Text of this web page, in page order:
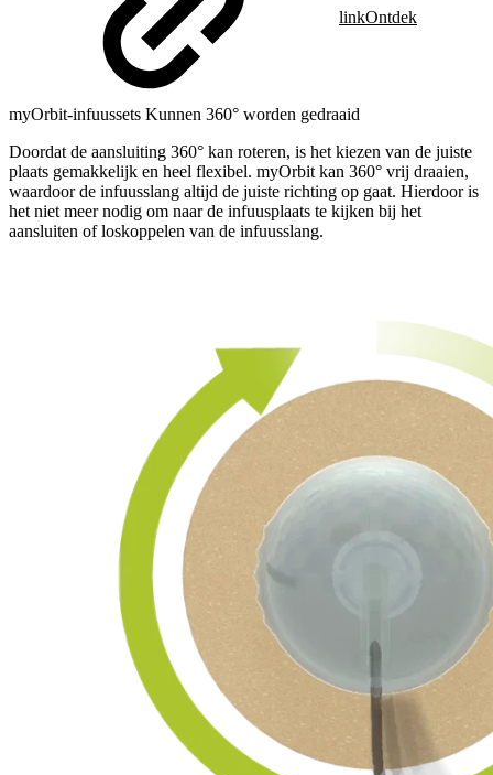
linkOntdek
myOrbit-infuussets Kunnen 360° worden gedraaid
Doordat de aansluiting 360° kan roteren, is het kiezen van de juiste
plaats gemakkelijk en heel flexibel. myOrbit kan 360° vrij draaien,
waardoor de infuusslang altijd de juiste richting op gaat. Hierdoor is
het niet meer nodig om naar de infuusplaats te kijken bij het
aansluiten of loskoppelen van de infuusslang.